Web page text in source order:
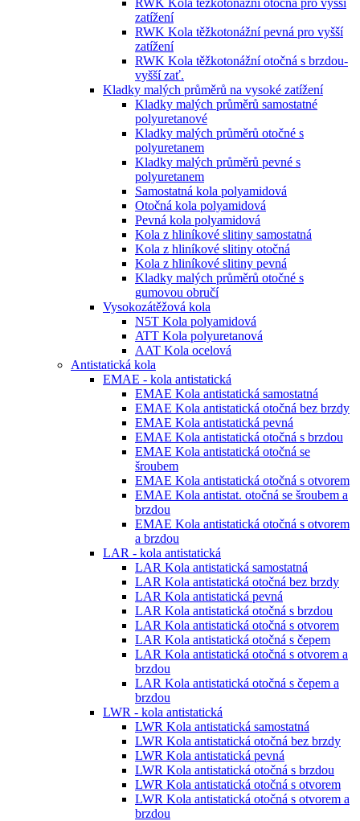
RWK Kola těžkotonážní otočná pro vyšší
zatížení
RWK Kola těžkotonážní pevná pro vyšší
zatížení
RWK Kola těžkotonážní otočná s brzdou-
vyšší zať.
Kladky malých průměrů na vysoké zatížení
Kladky malých průměrů samostatné
polyuretanové
Kladky malých průměrů otočné s
polyuretanem
Kladky malých průměrů pevné s
polyuretanem
Samostatná kola polyamidová
Otočná kola polyamidová
Pevná kola polyamidová
Kola z hliníkové slitiny samostatná
Kola z hliníkové slitiny otočná
Kola z hliníkové slitiny pevná
Kladky malých průměrů otočné s
gumovou obručí
Vysokozátěžová kola
N5T Kola polyamidová
ATT Kola polyuretanová
AAT Kola ocelová
Antistatická kola
EMAE - kola antistatická
EMAE Kola antistatická samostatná
EMAE Kola antistatická otočná bez brzdy
EMAE Kola antistatická pevná
EMAE Kola antistatická otočná s brzdou
EMAE Kola antistatická otočná se
šroubem
EMAE Kola antistatická otočná s otvorem
EMAE Kola antistat. otočná se šroubem a
brzdou
EMAE Kola antistatická otočná s otvorem
a brzdou
LAR - kola antistatická
LAR Kola antistatická samostatná
LAR Kola antistatická otočná bez brzdy
LAR Kola antistatická pevná
LAR Kola antistatická otočná s brzdou
LAR Kola antistatická otočná s otvorem
LAR Kola antistatická otočná s čepem
LAR Kola antistatická otočná s otvorem a
brzdou
LAR Kola antistatická otočná s čepem a
brzdou
LWR - kola antistatická
LWR Kola antistatická samostatná
LWR Kola antistatická otočná bez brzdy
LWR Kola antistatická pevná
LWR Kola antistatická otočná s brzdou
LWR Kola antistatická otočná s otvorem
LWR Kola antistatická otočná s otvorem a
brzdou